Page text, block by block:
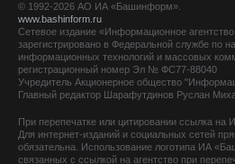
© 1992-2026 АО ИА «Башинформ».
www.bashinform.ru
Сетевое издание «Информационное
зарегистрировано в Федеральной службе по
информационных технологий и массовых
регистрационный номер Эл № ФС77-88040
Учредитель Акционерное общество
Главный редактор Шарафутдинов Руслан
При перепечатке или цитировании ссылка на
Для интернет-изданий и социальных сетей
обязательна. Использование логотипа ИА
связанных с ссылкой на агентство при